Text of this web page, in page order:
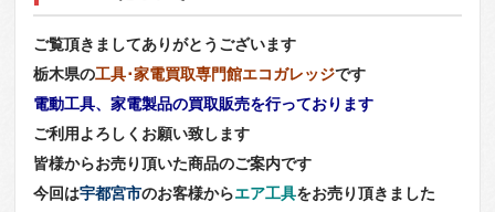
ご覧頂きましてありがとうございます
栃木県の工具･家電買取専門館エコガレッジです
電動工具、家電製品の買取販売を行っております
ご利用よろしくお願い致します
皆様からお売り頂いた商品のご案内です
今回は宇都宮市のお客様からエア工具をお売り頂きました